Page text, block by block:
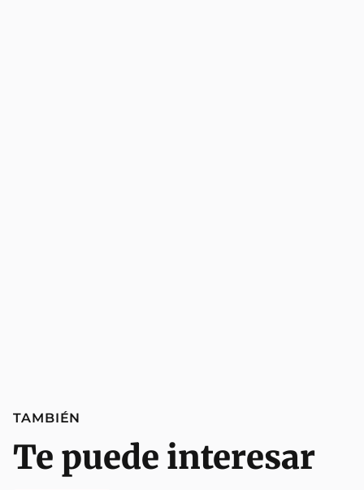
TAMBIÉN
Te puede interesar